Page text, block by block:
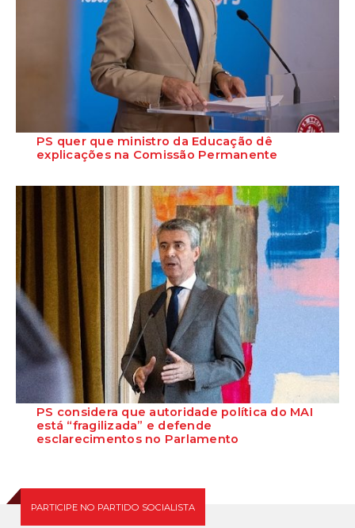
PS quer que ministro da Educação dê
explicações na Comissão Permanente
requerer a presença do minist...
PS considera que autoridade política do MAI
está “fragilizada” e defende
esclarecimentos no Parlamento
PARTICIPE NO PARTIDO SOCIALISTA